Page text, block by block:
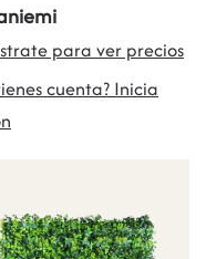
para ver precios
cuenta? Inicia